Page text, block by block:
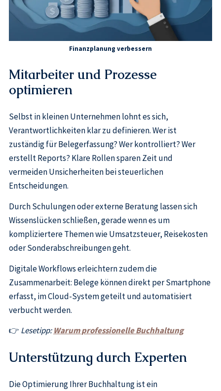
Finanzplanung verbessern
Mitarbeiter und Prozesse
optimieren
Selbst in kleinen Unternehmen lohnt es sich,
Verantwortlichkeiten klar zu definieren. Wer ist
zuständig für Belegerfassung? Wer kontrolliert? Wer
erstellt Reports? Klare Rollen sparen Zeit und
vermeiden Unsicherheiten bei steuerlichen
Entscheidungen.
Durch Schulungen oder externe Beratung lassen sich
Wissenslücken schließen, gerade wenn es um
kompliziertere Themen wie Umsatzsteuer, Reisekosten
oder Sonderabschreibungen geht.
Digitale Workflows erleichtern zudem die
Zusammenarbeit: Belege können direkt per Smartphone
erfasst, im Cloud-System geteilt und automatisiert
verbucht werden.
👉 Lesetipp: Warum professionelle Buchhaltung
Unterstützung durch Experten
Die Optimierung Ihrer Buchhaltung ist ein